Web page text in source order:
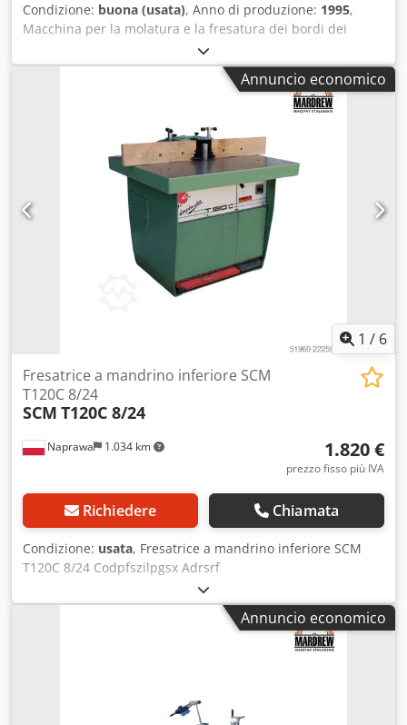
Condizione: buona (usata), Anno di produzione: 1995,
Macchina per la molatura e la fresatura dei bordi dei
profili, macchina per la molatura dei bordi, molatrice per
bordi, macchina per la molatura. -dotata di dispositivo di
copia -2: teste di fresatura -potenza: 1,5 kW -velocità: 3000-
6000 giri/min -1: testa di molatura -potenza: 1,1 kW -
velocità: 500-1500 giri/min -teste di fresatura e molatura,
spessore regolabile -spessore massimo del pezzo: 40 mm -
raggio massimo degli angoli: 40 mm Crodpfxjcg Al Ss Adrof
-dimensioni: 1200/1600/A1520 mm -peso: 782 kg
Annuncio economico
1 / 6
Naprawa 1.034 km
Fresatrice a mandrino inferiore SCM
T120C 8/24
SCM T120C 8/24
1.820 €
prezzo fisso più IVA
Richiedere Chiamata
Condizione: usata, Fresatrice a mandrino inferiore SCM
T120C 8/24 Codpfszilpgsx Adrsrf
Annuncio economico